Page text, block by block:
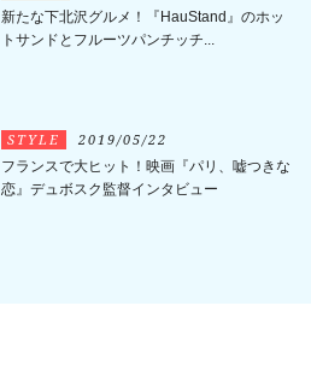
新たな下北沢グルメ！『HauStand』のホッ
トサンドとフルーツパンチッチ...
STYLE 2019/05/22
フランスで大ヒット！映画『パリ、嘘つきな
恋』デュボスク監督インタビュー